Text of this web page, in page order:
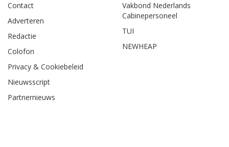
Contact
Adverteren
Redactie
Colofon
Privacy & Cookiebeleid
Nieuwsscript
Partnernieuws
Vakbond Nederlands
Cabinepersoneel
TUI
NEWHEAP